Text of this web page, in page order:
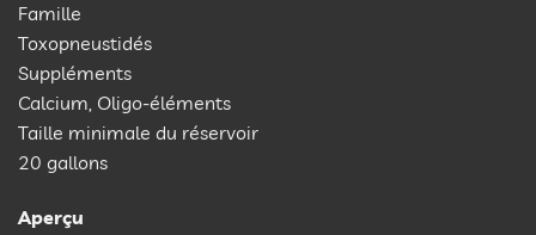
Famille
Toxopneustidés
Suppléments
Calcium, Oligo-éléments
Taille minimale du réservoir
20 gallons
Aperçu